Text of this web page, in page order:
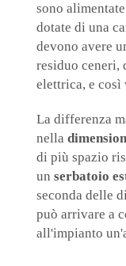
sono
dotate di una
devono avere
residuo ceneri,
elettrica, e così
La differenza
nella
di più spazio
un serbatoio
seconda delle
può arrivare a
all'impianto